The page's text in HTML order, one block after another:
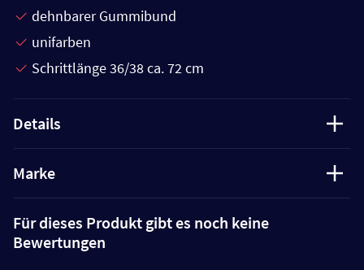
dehnbarer Gummibund
unifarben
Schrittlänge 36/38 ca. 72 cm
Details
Marke
Für dieses Produkt gibt es noch keine
Bewertungen